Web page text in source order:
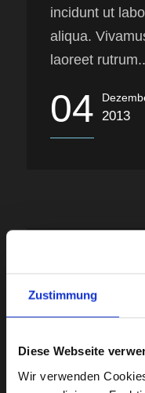
Zustimmung
Diese Webseite
Wir verwenden
incidunt ut
aliqua.
laoreet
04 2013
Thumbnail
Lorem ipsum
incidunt ut
aliqua.